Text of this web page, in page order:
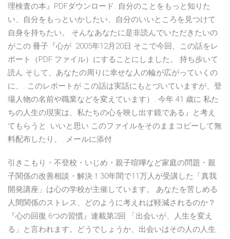
理検査の本』PDFダウンロード. 自分のことをもっと知りた
い、自分をもっといかしたい、自分のいいところを見つけて
自身を持ちたい。 そんなあなたに是非読んでいただきたいの
がこの 冊子『心が 2005年12月20日 そこで今回、この話をレ
ポート（PDF ファイル）にすることにしました。 持ち歩いて
読ん そして、あなたの周りに幸せな人の輪が広がっていくの
に、. このレポートが この話は実話にもとづいていますが、登
場人物の名前や職業などを変えています）. 今年 41 歳に 私た
ちの人生の現実は、私たちの心を映し出す鏡である』と考え
てもらうと. いいと思い このファイルをそのままコピーして無
料配布したり、. メールに添付
引きこもり・不登校・いじめ・親子喧嘩など家庭の問題・親
子関係の改善相談・解決！30年間で11万人が受講した「真我
開発講座」は心の学校が主催しています。 あなたを苦しめる
人間関係のストレス、どのように考えれば軽減されるのか？
『心の回復 6つの習慣』連載第2回 「出会いが、人生を変え
る」と言われます。どうでしょうか、出会いはその人の人生